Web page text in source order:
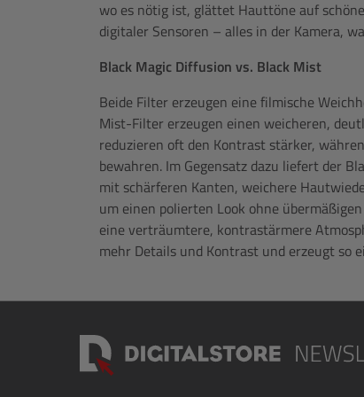
wo es nötig ist, glättet Hauttöne auf
digitaler Sensoren – alles in der Kamera,
Black Magic Diffusion vs. Black Mist
Beide Filter erzeugen eine filmische
Mist-Filter erzeugen einen weicheren,
reduzieren oft den Kontrast stärker,
bewahren. Im Gegensatz dazu liefert der
mit schärferen Kanten, weichere
um einen polierten Look ohne
eine verträumtere, kontrastärmere
mehr Details und Kontrast und erzeugt so